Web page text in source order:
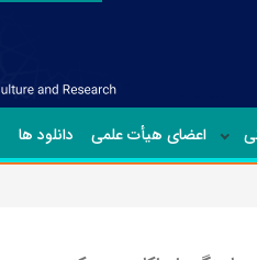
اعضای هیأت علمی دانلود ها